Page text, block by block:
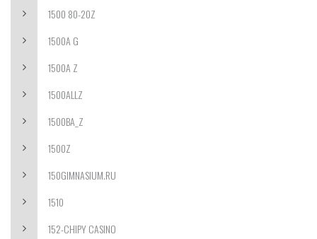
1500 80-20Z
1500A G
1500A Z
1500ALLZ
1500BA_Z
1500Z
150GIMNASIUM.RU
1510
152-CHIPY CASINO